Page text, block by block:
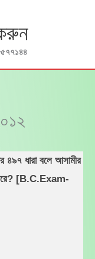
৪৯৭ ধারা বলে আসামীর
[B.C.Exam-